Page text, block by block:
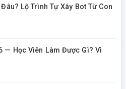
Lộ Trình Tự Xây Bot Từ Con
— Học Viên Làm Được Gì? Vì